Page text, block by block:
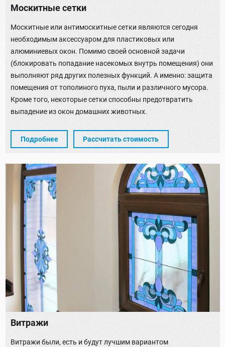
Москитные сетки
Москитные или антимоскитные сетки являются сегодня
необходимым аксессуаром для пластиковых или
алюминиевых окон. Помимо своей основной задачи
(блокировать попадание насекомых внутрь помещения) они
выполняют ряд других полезных функций. А именно: защита
помещения от тополиного пуха, пыли и различного мусора.
Кроме того, некоторые сетки способны предотвратить
выпадение из окон домашних животных.
Подробнее Рассчитать стоимость
Витражи
Витражи были, есть и будут лучшим вариантом